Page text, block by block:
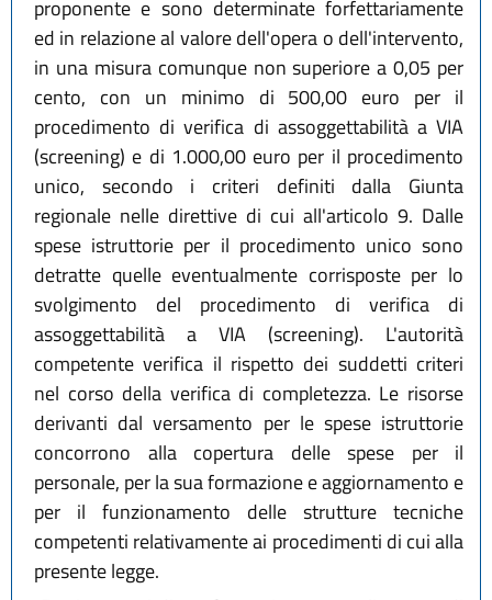
proponente e sono determinate forfettariamente
ed in relazione al valore dell'opera o dell'intervento,
in una misura comunque non superiore a 0,05 per
cento, con un minimo di 500,00 euro per il
procedimento di verifica di assoggettabilità a VIA
(screening) e di 1.000,00 euro per il procedimento
unico, secondo i criteri definiti dalla Giunta
regionale nelle direttive di cui all'articolo 9. Dalle
spese istruttorie per il procedimento unico sono
detratte quelle eventualmente corrisposte per lo
svolgimento del procedimento di verifica di
assoggettabilità a VIA (screening). L'autorità
competente verifica il rispetto dei suddetti criteri
nel corso della verifica di completezza. Le risorse
derivanti dal versamento per le spese istruttorie
concorrono alla copertura delle spese per il
personale, per la sua formazione e aggiornamento e
per il funzionamento delle strutture tecniche
competenti relativamente ai procedimenti di cui alla
presente legge.